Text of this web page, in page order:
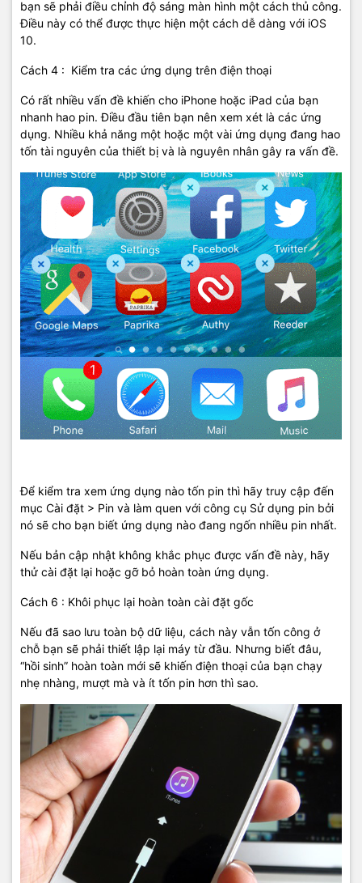
bạn sẽ phải điều chỉnh độ sáng màn hình một cách thủ công.
Điều này có thể được thực hiện một cách dễ dàng với iOS
10.
Cách 4 : Kiểm tra các ứng dụng trên điện thoại
Có rất nhiều vấn đề khiến cho iPhone hoặc iPad của bạn
nhanh hao pin. Điều đầu tiên bạn nên xem xét là các ứng
dụng. Nhiều khả năng một hoặc một vài ứng dụng đang hao
tốn tài nguyên của thiết bị và là nguyên nhân gây ra vấn đề.
Để kiểm tra xem ứng dụng nào tốn pin thì hãy truy cập đến
mục Cài đặt > Pin và làm quen với công cụ Sử dụng pin bởi
nó sẽ cho bạn biết ứng dụng nào đang ngốn nhiều pin nhất.
Nếu bản cập nhật không khắc phục được vấn đề này, hãy
thử cài đặt lại hoặc gỡ bỏ hoàn toàn ứng dụng.
Cách 6 : Khôi phục lại hoàn toàn cài đặt gốc
Nếu đã sao lưu toàn bộ dữ liệu, cách này vẫn tốn công ở
chỗ bạn sẽ phải thiết lập lại máy từ đầu. Nhưng biết đâu,
“hồi sinh” hoàn toàn mới sẽ khiến điện thoại của bạn chạy
nhẹ nhàng, mượt mà và ít tốn pin hơn thì sao.